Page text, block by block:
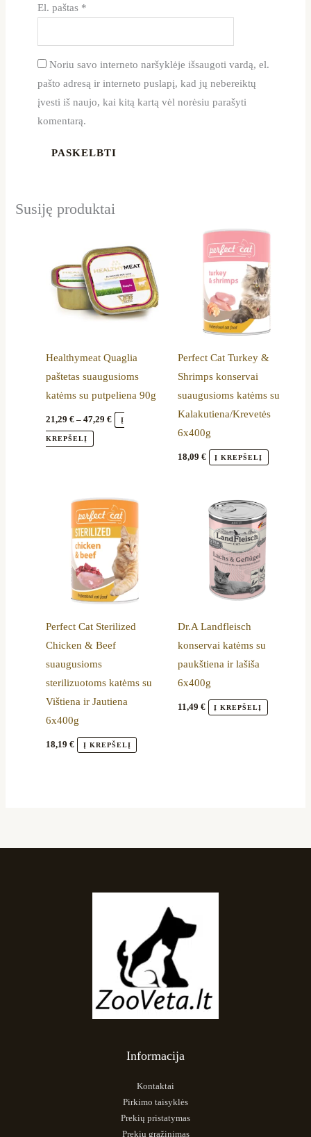
El. paštas *
Noriu savo interneto naršyklėje išsaugoti vardą, el.
pašto adresą ir interneto puslapį, kad jų nebereiktų
įvesti iš naujo, kai kitą kartą vėl norėsiu parašyti
komentarą.
Susiję produktai
Healthymeat Quaglia
paštetas suaugusioms
katėms su putpeliena 90g
21,29€ – 47,29€
21,29 €
through
47,29 €
Į
KREPŠELĮ
product
has
multiple
variants.
may
be
chosen
on
Perfect Cat Turkey &
Shrimps konservai
suaugusioms katėms su
Kalakutiena/Krevetės
6x400g
18,09 € Į KREPŠELĮ
Perfect Cat Sterilized
Chicken & Beef
suaugusioms
sterilizuotoms katėms su
Vištiena ir Jautiena
6x400g
18,19€ Į KREPŠELĮ
Dr.A Landfleisch
konservai katėms su
paukštiena ir lašiša
6x400g
11,49 € Į KREPŠELĮ
Informacija
Kontaktai
Pirkimo taisyklės
Prekių pristatymas
Prekių grąžinimas